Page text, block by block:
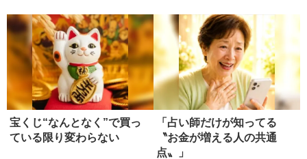
宝くじ“なんとなく”で買っ
ている限り変わらない
「占い師だけが知ってる
〝お金が増える人の共通
点〟」